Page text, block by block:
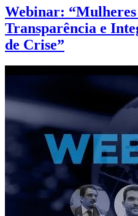
Webinar:
Transparência e
de Crise”